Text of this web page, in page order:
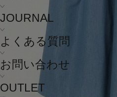
JOURNAL
よくある質問
お問い合わせ
OUTLET